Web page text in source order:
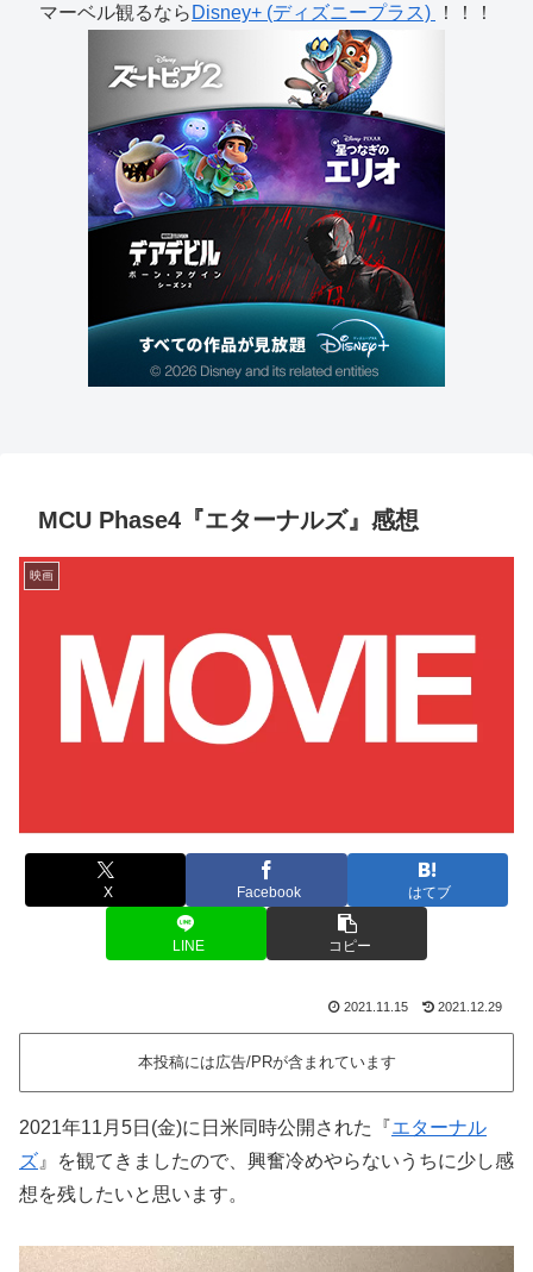
マーベル観るなら Disney+ (ディズニープラス) ！！！
MCU Phase4『エターナルズ』感想
映画
X Facebook はてブ
LINE コピー
2021.11.15 2021.12.29
本投稿には広告/PRが含まれています
2021年11月5日(金)に日米同時公開された『エターナル
ズ 』を観てきましたので、興奮冷めやらないうちに少し感
想を残したいと思います。